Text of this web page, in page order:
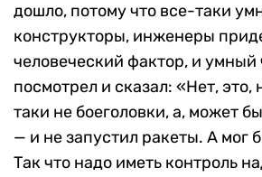
дошло, потому что все-таки
конструкторы, инженеры
человеческий фактор, и умный
посмотрел и сказал: «Нет, это,
таки не боеголовки, а, может
— и не запустил ракеты. А мог
Так что надо иметь контроль